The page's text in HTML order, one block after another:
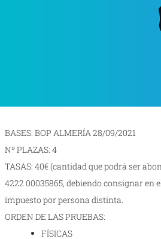
BASES: BOP ALMERÍA 28/09/2021
Nº PLAZAS: 4
TASAS: 40€ (cantidad que podrá ser
4222 00035865, debiendo consignar en
impuesto por persona distinta.
ORDEN DE LAS PRUEBAS:
FÍSICAS